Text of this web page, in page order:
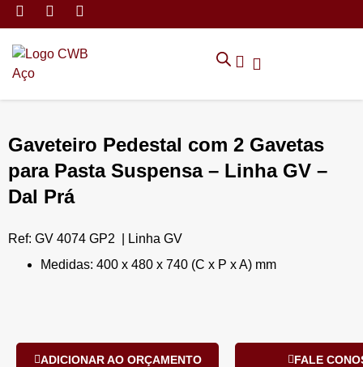
Gaveteiro Pedestal com 2 Gavetas
para Pasta Suspensa – Linha GV –
Dal Prá
Ref: GV 4074 GP2 | Linha GV
Medidas: 400 x 480 x 740 (C x P x A) mm
ADICIONAR AO ORÇAMENTO FALE